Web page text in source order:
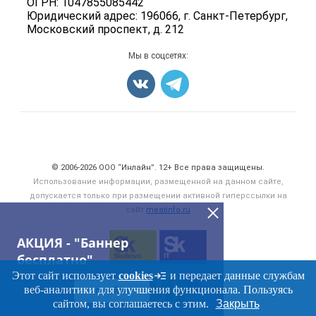
АКЦИЯ - "Баннер
бесплатно"
ПЕРЕЙТИ
ОГРН: 1047855085442
Юридический адрес: 196066, г. Санкт-Петербург,
Московский проспект, д. 212
Мониторинг
Вакансии
Мясные снеки
Яйца
Карта объявлений
Мы в соцсетях:
© 2006‑2026 ООО “Инлайн”. 12+ Все права защищены.
Использование информации, размещенной на данном сайте,
допускается только при размещении активной гиперссылки на
meatinfo.ru
Этот сайт использует cookies
и передает данные службам
веб-аналитики для улучшения функционала. Пользуясь
сайтом, вы соглашаетесь с этим.
Закрыть